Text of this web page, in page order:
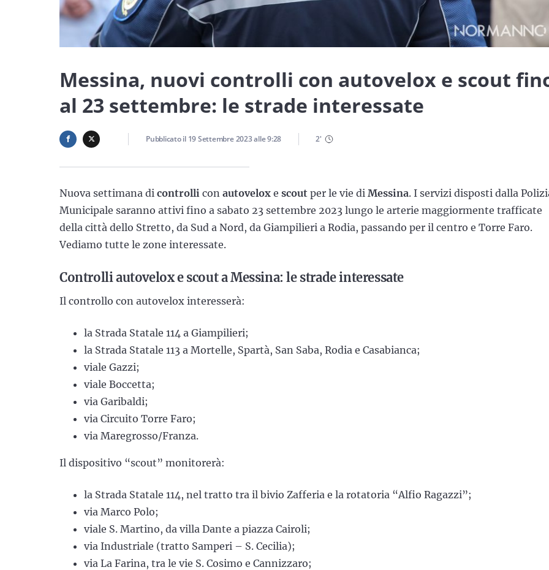
Messina, nuovi controlli con autovelox e scout
al 23 settembre: le strade interessate
Pubblicato il 19 Settembre 2023alle9:28 2'
Nuova settimana di controlli con autovelox e scout per le vie di Messina. I servizi disposti dalla
Municipale saranno attivi fino a sabato 23 settembre 2023 lungo le arterie maggiormente trafficate
della città dello Stretto, da Sud a Nord, da Giampilieri a Rodia, passando per il centro e Torre Faro.
Vediamo tutte le zone interessate.
Controlli autovelox e scout a Messina: le strade interessate
Il controllo con autovelox interesserà:
la Strada Statale 114 a Giampilieri;
la Strada Statale 113 a Mortelle, Spartà, San Saba, Rodia e Casabianca;
viale Gazzi;
viale Boccetta;
via Garibaldi;
via Circuito Torre Faro;
via Maregrosso/Franza.
Il dispositivo “scout” monitorerà:
la Strada Statale 114, nel tratto tra il bivio Zafferia e la rotatoria “Alfio Ragazzi”;
via Marco Polo;
viale S. Martino, da villa Dante a piazza Cairoli;
via Industriale (tratto Samperi – S. Cecilia);
via La Farina, tra le vie S. Cosimo e Cannizzaro;